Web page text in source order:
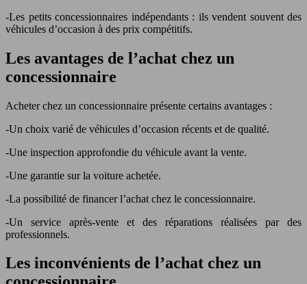
-Les petits concessionnaires indépendants : ils vendent souvent des
véhicules d’occasion à des prix compétitifs.
Les avantages de l’achat chez un
concessionnaire
Acheter chez un concessionnaire présente certains avantages :
-Un choix varié de véhicules d’occasion récents et de qualité.
-Une inspection approfondie du véhicule avant la vente.
-Une garantie sur la voiture achetée.
-La possibilité de financer l’achat chez le concessionnaire.
-Un service après-vente et des réparations réalisées par des
professionnels.
Les inconvénients de l’achat chez un